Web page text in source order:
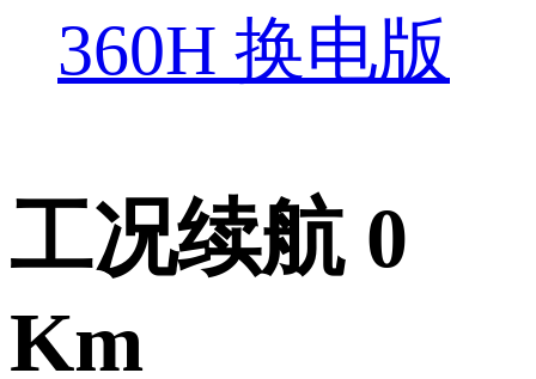
360H 换电版
工况续航 0
Km